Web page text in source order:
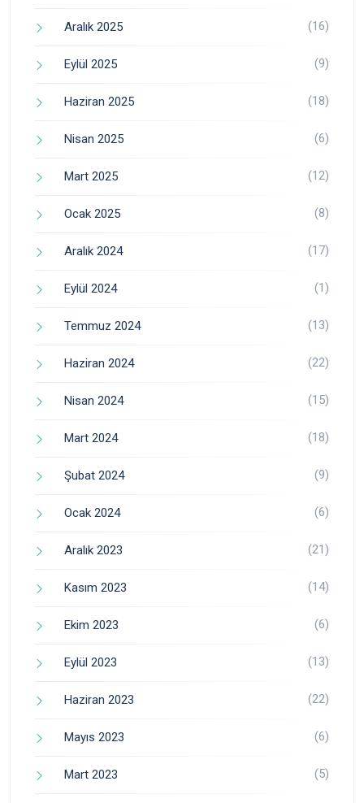
Aralık 2025 (16)
Eylül 2025 (9)
Haziran 2025 (18)
Nisan 2025 (6)
Mart 2025 (12)
Ocak 2025 (8)
Aralık 2024 (17)
Eylül 2024 (1)
Temmuz 2024 (13)
Haziran 2024 (22)
Nisan 2024 (15)
Mart 2024 (18)
Şubat 2024 (9)
Ocak 2024 (6)
Aralık 2023 (21)
Kasım 2023 (14)
Ekim 2023 (6)
Eylül 2023 (13)
Haziran 2023 (22)
Mayıs 2023 (6)
Mart 2023 (5)